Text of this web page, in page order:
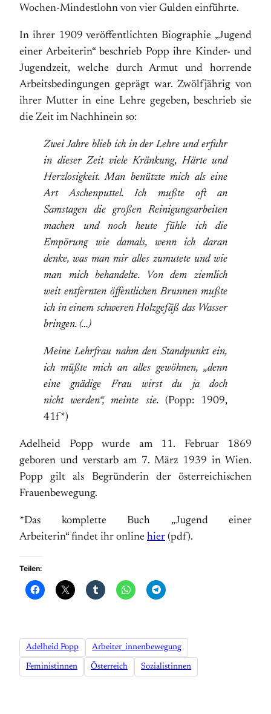
Wochen-Mindestlohn von vier Gulden einführte.
In ihrer 1909 veröffentlichten Biographie „Jugend
einer Arbeiterin“ beschrieb Popp ihre Kinder- und
Jugendzeit, welche durch Armut und horrende
Arbeitsbedingungen geprägt war. Zwölfjährig von
ihrer Mutter in eine Lehre gegeben, beschrieb sie
die Zeit im Nachhinein so:
Zwei Jahre blieb ich in der Lehre und erfuhr
in dieser Zeit viele Kränkung, Härte und
Herzlosigkeit. Man benützte mich als eine
Art Aschenputtel. Ich mußte oft an
Samstagen die großen Reinigungsarbeiten
machen und noch heute fühle ich die
Empörung wie damals, wenn ich daran
denke, was man mir alles zumutete und wie
man mich behandelte. Von dem ziemlich
weit entfernten öffentlichen Brunnen mußte
ich in einem schweren Holzgefäß das Wasser
bringen. (…)
Meine Lehrfrau nahm den Standpunkt ein,
ich müßte mich an alles gewöhnen, „denn
eine gnädige Frau wirst du ja doch
nicht werden“, meinte sie. (Popp: 1909,
41f*)
Adelheid Popp wurde am 11. Februar 1869
geboren und verstarb am 7. März 1939 in Wien.
Popp gilt als Begründerin der österreichischen
Frauenbewegung.
*Das komplette Buch „Jugend einer
Arbeiterin“ findet ihr online hier (pdf).
Teilen:
Adelheid Popp Arbeiter_innenbewegung
Feministinnen Österreich Sozialistinnen